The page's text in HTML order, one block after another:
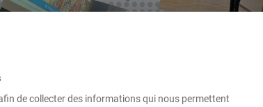
de collecter des informations qui nous permettent